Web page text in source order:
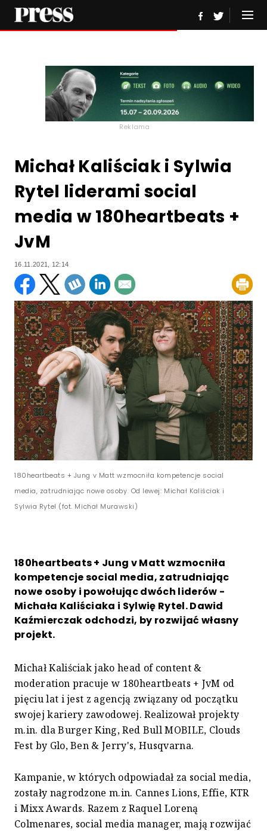
Reklama
Michał Kaliściak i Sylwia
Rytel liderami social
media w 180heartbeats +
JvM
16.11.2021, 12:14
180heartbeats + Jung v Matt wzmocniła kompetencje social
media, zatrudniając nowe osoby. Od lewej: Michał Kaliściak i
Sylwia Rytel (fot. Michał Murawski)
180heartbeats + Jung v Matt wzmocniła
kompetencje social media, zatrudniając
nowe osoby i powołując dwóch liderów -
Michała Kaliściaka i Sylwię Rytel. Dawid
Kaźmierczak odchodzi, by rozwijać własny
projekt.
Michał Kaliściak jako head of content &
moderation pracuje w 180heartbeats + JvM od
pięciu lat i jest z agencją związany od początku
swojej kariery zawodowej. Realizował projekty
m.in. dla Burger King, Red Bull MOBILE, Clouds
Fest by Glo, Ben & Jerry's, Husqvarna.
Kampanie, w których odpowiadał za social media,
zostały nagrodzone m.in. Cannes Lions, Effie, KTR
i Mixx Awards. Razem z Raquel Loreną
Colmenares, social media manager, mają rozwijać